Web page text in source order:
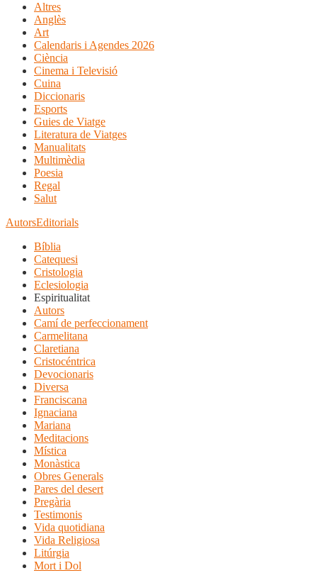
Altres
Anglès
Art
Calendaris i Agendes 2026
Ciència
Cinema i Televisió
Cuina
Diccionaris
Esports
Guies de Viatge
Literatura de Viatges
Manualitats
Multimèdia
Poesia
Regal
Salut
AutorsEditorials
Bíblia
Catequesi
Cristologia
Eclesiologia
Espiritualitat
Autors
Camí de perfeccionament
Carmelitana
Claretiana
Cristocéntrica
Devocionaris
Diversa
Franciscana
Ignaciana
Mariana
Meditacions
Mística
Monàstica
Obres Generals
Pares del desert
Pregària
Testimonis
Vida quotidiana
Vida Religiosa
Litúrgia
Mort i Dol